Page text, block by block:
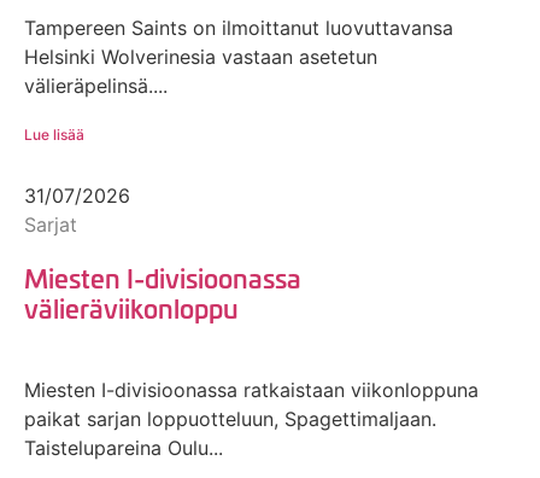
Tampereen Saints on ilmoittanut luovuttavansa
Helsinki Wolverinesia vastaan asetetun
välieräpelinsä....
Lue lisää
31/07/2026
Sarjat
Miesten I-divisioonassa
välieräviikonloppu
Miesten I-divisioonassa ratkaistaan viikonloppuna
paikat sarjan loppuotteluun, Spagettimaljaan.
Taistelupareina Oulu...